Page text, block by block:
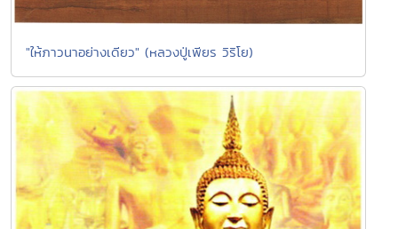
"ให้ภาวนาอย่างเดียว" (หลวงปู่เพียร วิริโย)